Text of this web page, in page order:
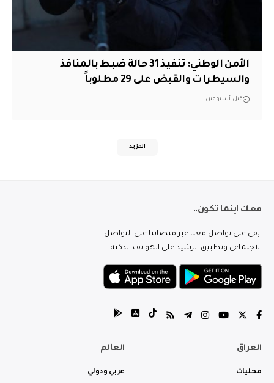
الأمن الوطني: تنفيذ 31 حالة ضبط بالمنافذ
والسيطرات والقبض على 29 مطلوباً
قبل أسبوعين
المزيد
معك اينما تكون..
ابقى على تواصل معنا عبر منصاتنا على التواصل
الاجتماعي وتطبيق الرشيد على الهواتف الذكية.
العراق
محليات
العالم
عربي ودولي